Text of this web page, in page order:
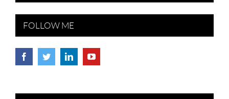
FOLLOW ME